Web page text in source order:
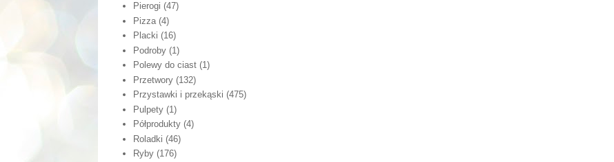
Pierogi (47)
Pizza (4)
Placki (16)
Podroby (1)
Polewy do ciast (1)
Przetwory (132)
Przystawki i przekąski (475)
Pulpety (1)
Półprodukty (4)
Roladki (46)
Ryby (176)